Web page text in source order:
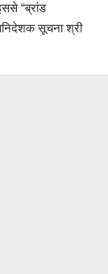
“ब्रांड
सूचना श्री